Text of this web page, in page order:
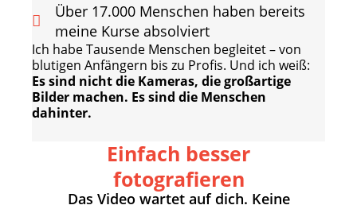
Über 17.000 Menschen haben bereits
meine Kurse absolviert
Ich habe Tausende Menschen begleitet – von
blutigen Anfängern bis zu Profis. Und ich weiß:
Es sind nicht die Kameras, die großartige
Bilder machen. Es sind die Menschen
dahinter.
Einfach besser
fotografieren
Das Video wartet auf dich. Keine